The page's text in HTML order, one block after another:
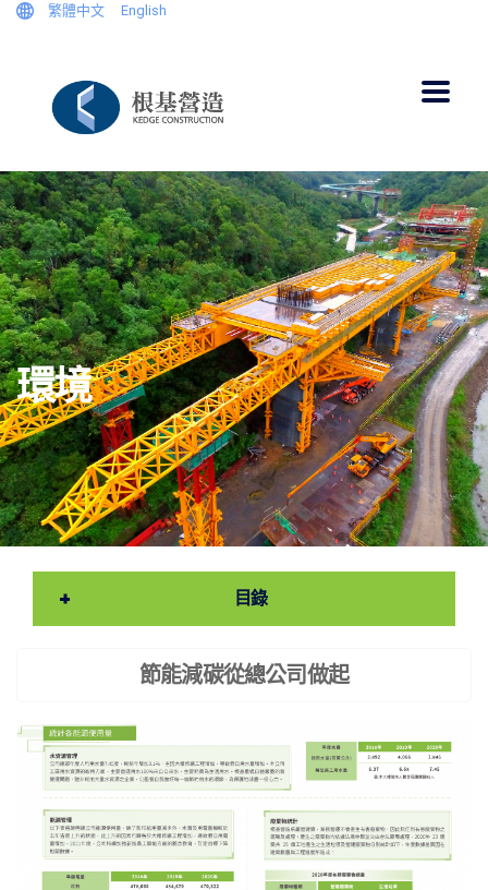
繁體中文 English
環境
目錄
節能減碳從總公司做起